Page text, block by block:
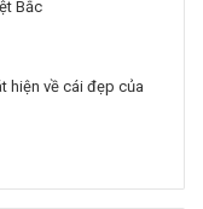
Bắc
hiện về cái đẹp của